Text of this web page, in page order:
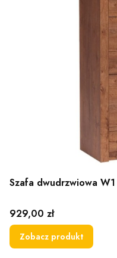
Szafa dwudrzwiowa W1
Cena
929,00 zł
Zobacz produkt